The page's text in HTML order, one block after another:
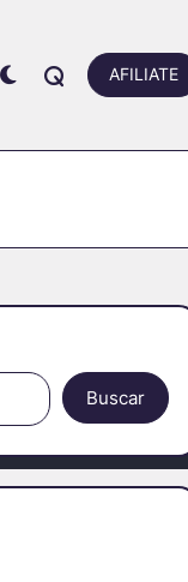
AFILIATE
Buscar